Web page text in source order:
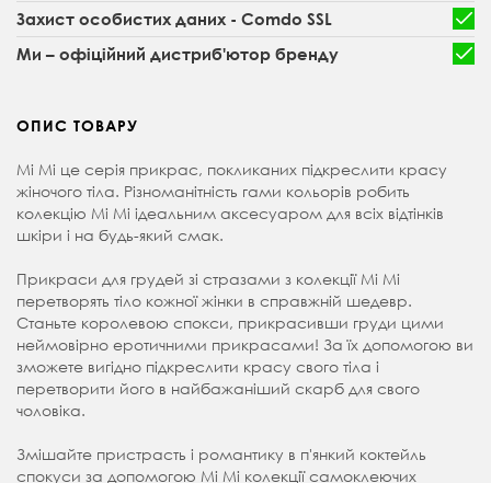
Захист особистих даних - Comdo SSL
Ми – офіційний дистриб'ютор бренду
ОПИС ТОВАРУ
Mi Mi це серія прикрас, покликаних підкреслити красу
жіночого тіла. Різноманітність гами кольорів робить
колекцію Mi Mi ідеальним аксесуаром для всіх відтінків
шкіри і на будь-який смак.
Прикраси для грудей зі стразами з колекції Mi Mi
перетворять тіло кожної жінки в справжній шедевр.
Станьте королевою спокси, прикрасивши груди цими
неймовірно еротичними прикрасами! За їх допомогою ви
зможете вигідно підкреслити красу свого тіла і
перетворити його в найбажаніший скарб для свого
чоловіка.
Змішайте пристрасть і романтику в п'янкий коктейль
спокуси за допомогою Mi Mi колекції самоклеючих